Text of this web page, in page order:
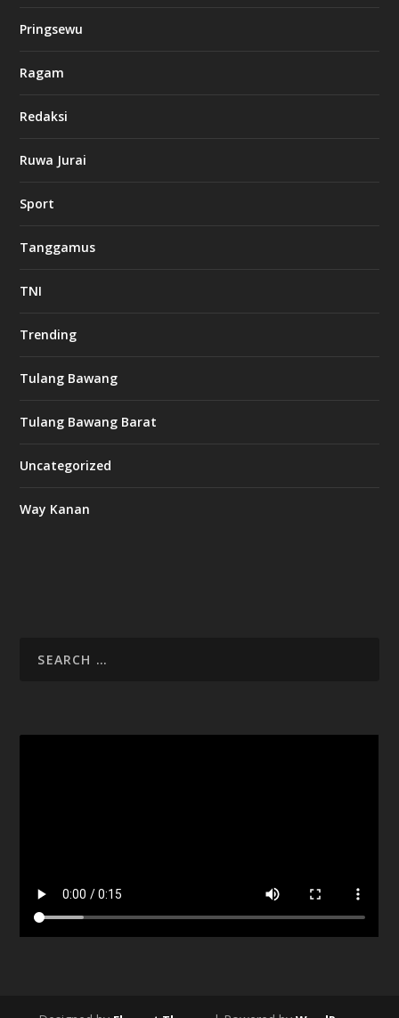
Pringsewu
Ragam
Redaksi
Ruwa Jurai
Sport
Tanggamus
TNI
Trending
Tulang Bawang
Tulang Bawang Barat
Uncategorized
Way Kanan